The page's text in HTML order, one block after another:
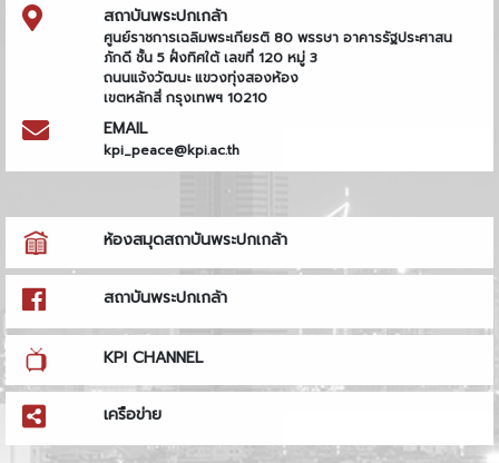
สถาบันพระปกเกล้า
ศูนย์ราชการเฉลิมพระเกียรติ 80 พรรษา อาคารรัฐประศาสน
ภักดี ชั้น 5 ฝั่งทิศใต้ เลขที่ 120 หมู่ 3
ถนนแจ้งวัฒนะ แขวงทุ่งสองห้อง
เขตหลักสี่ กรุงเทพฯ 10210
EMAIL
kpi_peace@kpi.ac.th
ห้องสมุดสถาบันพระปกเกล้า
สถาบันพระปกเกล้า
KPI CHANNEL
เครือข่าย